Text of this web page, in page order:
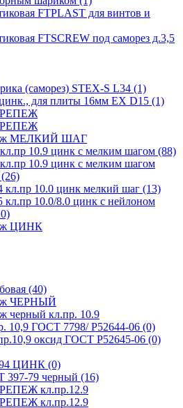
FTPLAST для винтов и
FTSCREW под саморез д.3,5
(саморез) STEX-S L34 (1)
для плиты 16мм EX D15 (1)
МЕЛКИЙ ШАГ
10.9 цинк с мелким шагом (88)
10.9 цинк с мелким шагом
(26)
кл.пр 10.0 цинк мелкий шаг (13)
кл.пр 10.0/8.0 цинк с нейлоном
ЦИНК
(40)
ЧЕРНЫЙ
черный кл.пр. 10.9
10,9 ГОСТ 7798/ Р52644-06 (0)
оксид ГОСТ Р52645-06 (0)
ЦИНК (0)
79 черный (16)
кл.пр.12.9
кл.пр.12.9